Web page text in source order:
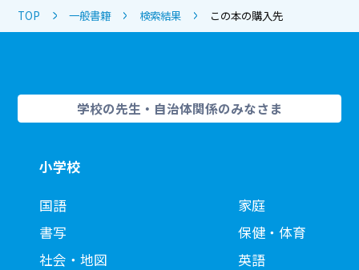
TOP 一般書籍 検索結果 この本の購入先
学校の先生・自治体関係のみなさま
小学校
国語
書写
社会・地図
家庭
保健・体育
英語